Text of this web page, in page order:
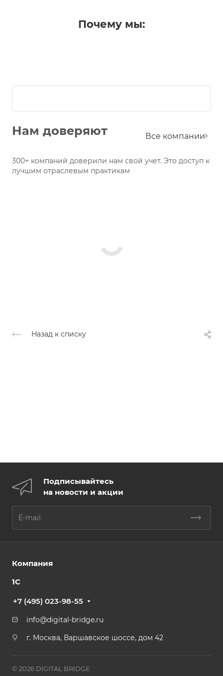
Почему мы:
Нам доверяют Все компании
300+ компаний доверили нам свой учет. Это доступ к
лучшим отраслевым практикам
Назад к списку
Подписывайтесь
на новости и акции
Компания
1С
+7 (495) 023-98-55
info@digital-bridge.ru
г. Москва, Варшавское шоссе, дом 42
© 2026 DIGITAL BRIDGE